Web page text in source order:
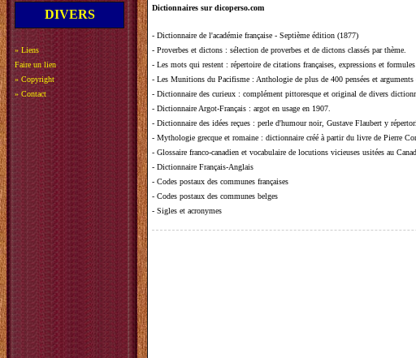
DIVERS
» Liens
Faire un lien
» Copyright
» Contact
Dictionnaires sur dicoperso.com
- Dictionnaire de l'académie française - Septième édition (1877)
- Proverbes et dictons : sélection de proverbes et de dictons classés par thème.
- Les mots qui restent : répertoire de citations françaises, expressions et
- Les Munitions du Pacifisme : Anthologie de plus de 400 pensées et
- Dictionnaire des curieux : complément pittoresque et original de divers
- Dictionnaire Argot-Français : argot en usage en 1907.
- Dictionnaire des idées reçues : perle d'humour noir, Gustave Flaubert y
- Mythologie grecque et romaine : dictionnaire créé à partir du livre de Pierre
- Glossaire franco-canadien et vocabulaire de locutions vicieuses usitées au
- Dictionnaire Français-Anglais
- Codes postaux des communes françaises
- Codes postaux des communes belges
- Sigles et acronymes